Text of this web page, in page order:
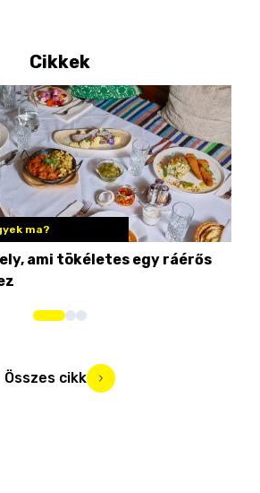
Cikkek
ma?
ami tökéletes egy ráérős
Összes cikk